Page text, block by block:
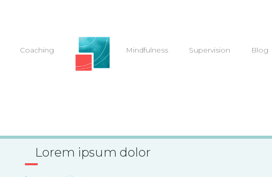
Coaching Mindfulness Supervision Blog
Lorem ipsum dolor